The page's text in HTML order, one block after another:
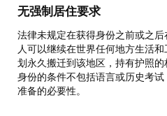
无强制居住要求
法律未规定在获得身份之前或之
人可以继续在世界任何地方生活
划永久搬迁到该地区，持有护照
身份的条件不包括语言或历史考
准备的必要性。